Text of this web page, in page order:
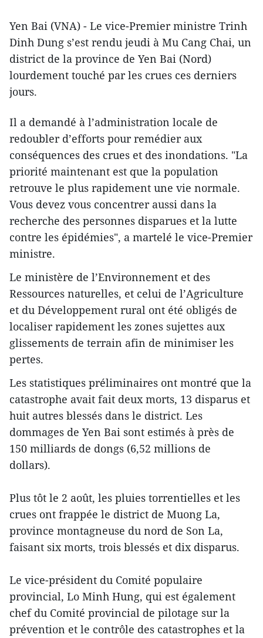
Yen Bai (VNA) - Le vice-Premier ministre Trinh
Dinh Dung s’est rendu jeudi à Mu Cang Chai, un
district de la province de Yen Bai (Nord)
lourdement touché par les crues ces derniers
jours.
Il a demandé à l’administration locale de
redoubler d’efforts pour remédier aux
conséquences des crues et des inondations. "La
priorité maintenant est que la population
retrouve le plus rapidement une vie normale.
Vous devez vous concentrer aussi dans la
recherche des personnes disparues et la lutte
contre les épidémies", a martelé le vice-Premier
ministre.
Le ministère de l’Environnement et des
Ressources naturelles, et celui de l’Agriculture
et du Développement rural ont été obligés de
localiser rapidement les zones sujettes aux
glissements de terrain afin de minimiser les
pertes.
Les statistiques préliminaires ont montré que la
catastrophe avait ​fait deux morts, 13 disparus et ​
huit autres blessés dans le district. Les
dommages de Yen Bai ​sont estimés à près de
150 milliards de dongs (6,52 millions de
dollars).
Plus tôt le 2 août, ​les pluies torrentielles et les
crues ont frappée le district de Muong La,
province montagneuse du nord de Son La, ​
faisant six morts, trois blessés et dix disparus.
Le vice-président du Comité populaire
provincial, Lo Minh Hung, qui est également
chef du Comité provincial de pilotage sur la
prévention et le contrôle des catastrophes et la